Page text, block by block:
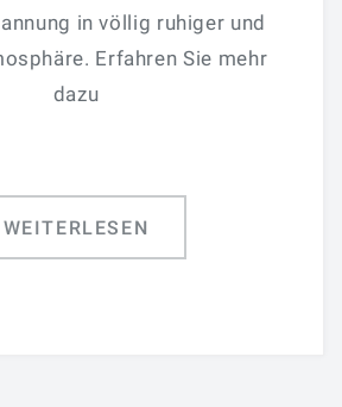
in völlig ruhiger und
Erfahren Sie mehr
dazu
WEITERLESEN